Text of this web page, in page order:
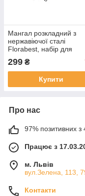
Мангал розкладний з
нержавіючої сталі
Florabest, набір для
шашлику з 6
похідний, 35х25 см
299 ₴
Купити
Про нас
97% позитивних з
Працює з
м. Львів
вул.Зелена, 113,
Контакти